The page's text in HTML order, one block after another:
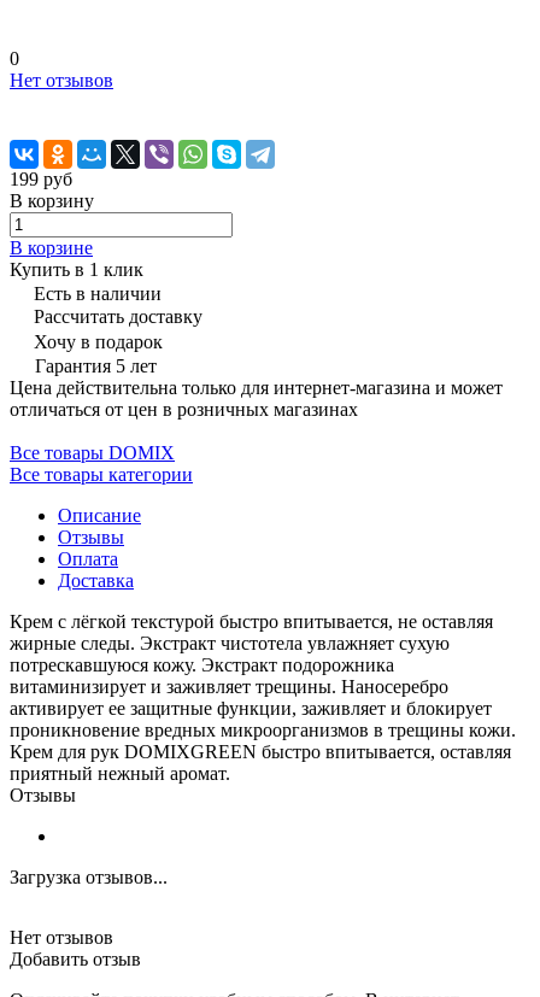
0
Нет отзывов
199 руб
В корзину
В корзине
Купить в 1 клик
Есть в наличии
Рассчитать доставку
Хочу в подарок
Гарантия 5 лет
Цена действительна только для интернет-магазина и может
отличаться от цен в розничных магазинах
Все товары DOMIX
Все товары категории
Описание
Отзывы
Оплата
Доставка
Крем с лёгкой текстурой быстро впитывается, не оставляя
жирные следы. Экстракт чистотела увлажняет сухую
потрескавшуюся кожу. Экстракт подорожника
витаминизирует и заживляет трещины. Наносеребро
активирует ее защитные функции, заживляет и блокирует
проникновение вредных микроорганизмов в трещины кожи.
Крем для рук DOMIXGREEN быстро впитывается, оставляя
приятный нежный аромат.
Отзывы
Загрузка отзывов...
Нет отзывов
Добавить отзыв